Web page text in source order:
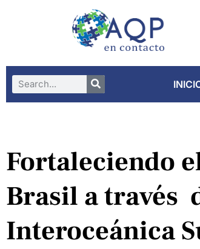
Fortaleciendo
Brasil a través
Interoceánica